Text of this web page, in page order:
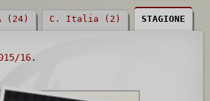
(24) C. Italia (2) STAGIONE
16.